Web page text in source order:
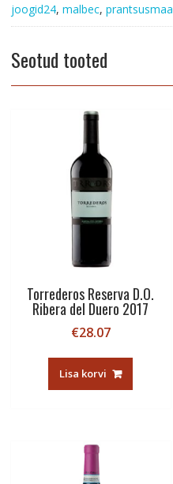
joogid24, malbec, prantsusmaa
Seotud tooted
Torrederos Reserva D.O.
Ribera del Duero 2017
€28.07
Lisa korvi